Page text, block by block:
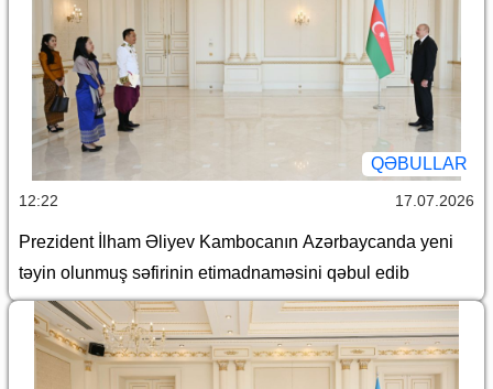
QƏBULLAR
12:22 17.07.2026
Prezident İlham Əliyev Kambocanın Azərbaycanda yeni
təyin olunmuş səfirinin etimadnaməsini qəbul edib